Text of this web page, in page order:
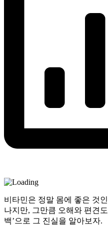
비타민은 정말 몸에 좋은 것
나지만, 그만큼 오해와 편견
백’으로 그 진실을 알아보자